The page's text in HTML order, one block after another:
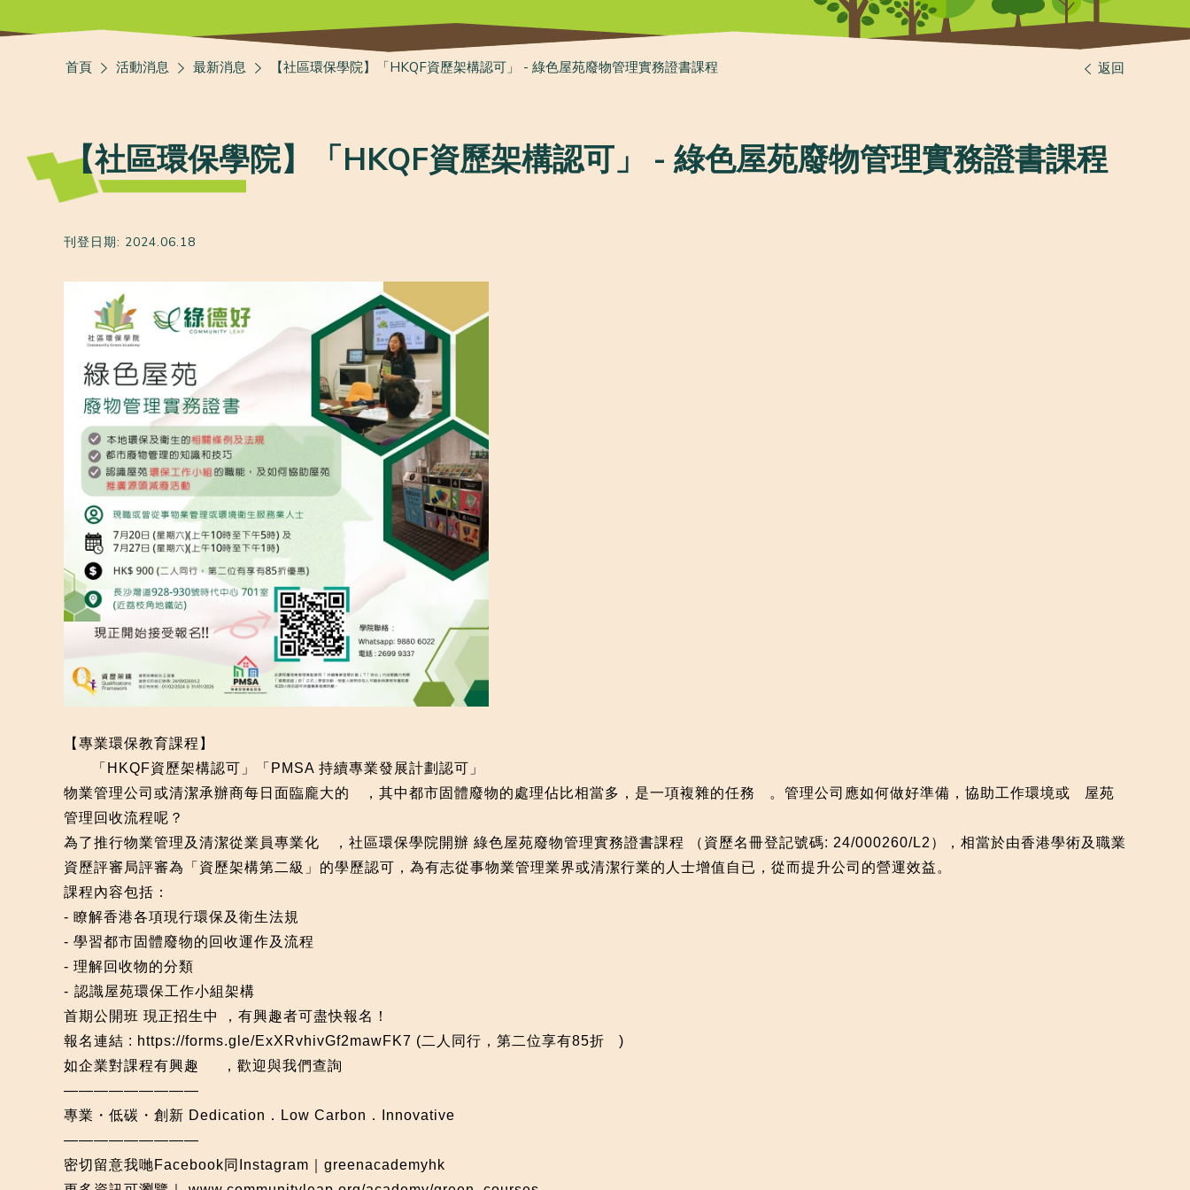
首頁 活動消息 最新消息 【社區環保學院】「HKQF資歷架構認可」 - 綠色屋苑廢物管理實務證書課程 返回
【社區環保學院】「HKQF資歷架構認可」 - 綠色屋苑廢物管理實務證書課程
刊登日期: 2024.06.18
【專業環保教育課程】
「HKQF資歷架構認可」「PMSA 持續專業發展計劃認可」
物業管理公司或清潔承辦商每日面臨龐大的
，其中都市固體廢物的處理佔比相當多，是一項複雜的任務 。管理公司應如何做好準備，協助工作環境或
屋苑
管理回收流程呢？
為了推行物業管理及清潔從業員專業化
，社區環保學院開辦 綠色屋苑廢物管理實務證書課程 （資歷名冊登記號碼: 24/000260/L2），相當於由香港學術及職業
資歷評審局評審為「資歷架構第二級」的學歷認可，為有志從事物業管理業界或清潔行業的人士增值自已，從而提升公司的營運效益。
課程內容包括：
- 瞭解香港各項現行環保及衛生法規
- 學習都市固體廢物的回收運作及流程
- 理解回收物的分類
- ⁠認識屋苑環保工作小組架構
首期公開班 現正招生中 ，有興趣者可盡快報名！
報名連結 : https://forms.gle/ExXRvhivGf2mawFK7 (二人同行，第二位享有85折
)
如企業對課程有興趣
，歡迎與我們查詢
—————————
專業・低碳・創新 Dedication．Low Carbon．Innovative
—————————
密切留意我哋Facebook同Instagram｜greenacademyhk